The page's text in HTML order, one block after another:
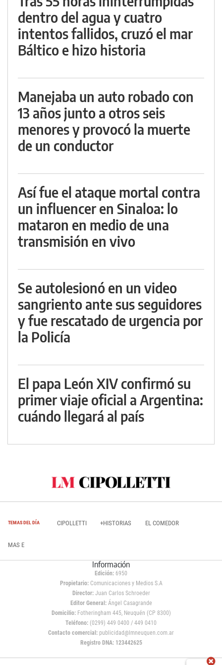
dentro del agua y cuatro
intentos fallidos, cruzó el mar
Báltico e hizo historia
Manejaba un auto robado con
13 años junto a otros seis
menores y provocó la muerte
de un conductor
Así fue el ataque mortal contra
un influencer en Sinaloa: lo
mataron en medio de una
transmisión en vivo
Se autolesionó en un video
sangriento ante sus seguidores
y fue rescatado de urgencia por
la Policía
El papa León XIV confirmó su
primer viaje oficial a Argentina:
cuándo llegará al país
TEMAS DEL DÍA CIPOLLETTI +HISTORIAS EL COMEDOR
MAS E
Información
Edición: 6950
Propietario:Comunicaciones y Medios S.A
Director: Juan Carlos Schroeder
Editor General:Ángel Casagrande
Domicilio:Fotheringham 445, Neuquén (CP 8300)
Teléfono: (0299) 449 0400 / 449 0410
Contacto comercial: publicidad@lmneuquen.com.ar
Registro DNA: 123442625